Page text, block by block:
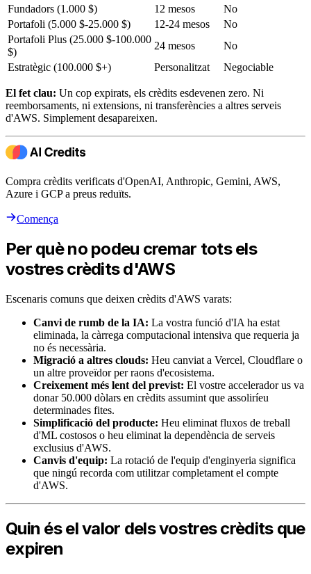
Fundadors (1.000 $)
12 mesos
No
Portafoli (5.000 $-25.000 $)
12-24 mesos
No
Portafoli Plus (25.000 $-100.000
$)
24 mesos
No
Estratègic (100.000 $+)
Personalitzat Negociable
El fet clau: Un cop expirats, els crèdits esdevenen zero. Ni
reemborsaments, ni extensions, ni transferències a altres serveis
d'AWS. Simplement desapareixen.
Compra crèdits verificats d'OpenAI, Anthropic, Gemini, AWS,
Azure i GCP a preus reduïts.
Comença
Per què no podeu cremar tots els
vostres crèdits d'AWS
Escenaris comuns que deixen crèdits d'AWS varats:
Canvi de rumb de la IA: La vostra funció d'IA ha estat
eliminada, la càrrega computacional intensiva que requeria ja
no és necessària.
Migració a altres clouds: Heu canviat a Vercel, Cloudflare o
un altre proveïdor per raons d'ecosistema.
Creixement més lent del previst: El vostre accelerador us va
donar 50.000 dòlars en crèdits assumint que assoliríeu
determinades fites.
Simplificació del producte: Heu eliminat fluxos de treball
d'ML costosos o heu eliminat la dependència de serveis
exclusius d'AWS.
Canvis d'equip: La rotació de l'equip d'enginyeria significa
que ningú recorda com utilitzar completament el compte
d'AWS.
Quin és el valor dels vostres crèdits que
expiren